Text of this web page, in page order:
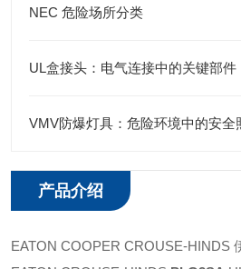
NEC 危险场所分类
UL盒接头：电气连接中的关键部件
VMV防爆灯具：危险环境中的安全
产品介绍
EATON COOPER CROUSE-HINDS